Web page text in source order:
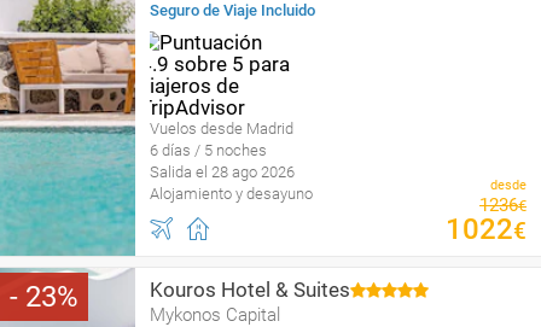
Seguro de Viaje Incluido
Vuelos desde Madrid
6 días / 5 noches
Salida el 28 ago 2026
Alojamiento y desayuno
desde
1236€
1022€
23 Kouros Hotel & Suites
Mykonos Capital